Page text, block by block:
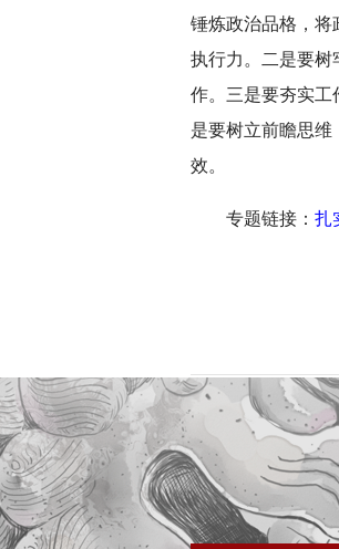
锤炼政治品格，将
执行力。二是要树
作。三是要夯实工
是要树立前瞻思
效。
专题链接： 扎